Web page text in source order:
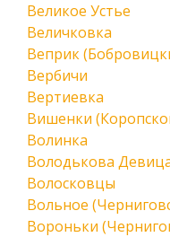
Великое Устье
Величковка
Веприк
Вербичи
Вертиевка
Вишенки
Волинка
Володькова
Волосковцы
Вольное
Вороньки